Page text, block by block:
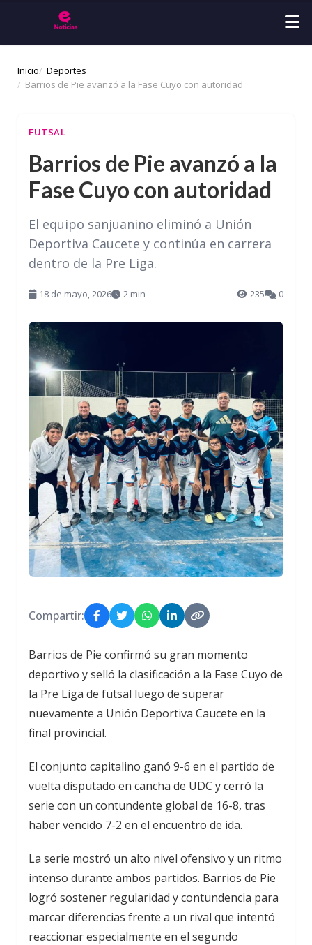
Inicio
Deportes
Barrios de Pie avanzó a la Fase Cuyo con autoridad
FUTSAL
Barrios de Pie avanzó a la
Fase Cuyo con autoridad
El equipo sanjuanino eliminó a Unión
Deportiva Caucete y continúa en carrera
dentro de la Pre Liga.
18 de mayo, 2026 2 min 235 0
Compartir:
Barrios de Pie confirmó su gran momento
deportivo y selló la clasificación a la Fase Cuyo de
la Pre Liga de futsal luego de superar
nuevamente a Unión Deportiva Caucete en la
final provincial.
El conjunto capitalino ganó 9-6 en el partido de
vuelta disputado en cancha de UDC y cerró la
serie con un contundente global de 16-8, tras
haber vencido 7-2 en el encuentro de ida.
La serie mostró un alto nivel ofensivo y un ritmo
intenso durante ambos partidos. Barrios de Pie
logró sostener regularidad y contundencia para
marcar diferencias frente a un rival que intentó
reaccionar especialmente en el segundo